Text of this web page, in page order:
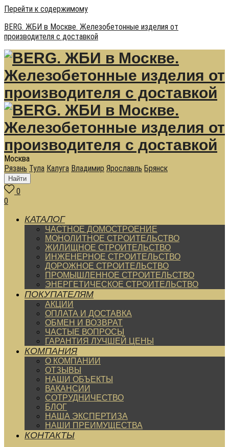
Перейти к содержимому
BERG. ЖБИ в Москве. Железобетонные изделия от
производителя с доставкой
Москва
Рязань Тула Калуга Владимир Ярославль Брянск
Найти
0
0
КАТАЛОГ
ЧАСТНОЕ ДОМОСТРОЕНИЕ
МОНОЛИТНОЕ СТРОИТЕЛЬСТВО
ЖИЛИЩНОЕ СТРОИТЕЛЬСТВО
ИНЖЕНЕРНОЕ СТРОИТЕЛЬСТВО
ДОРОЖНОЕ СТРОИТЕЛЬСТВО
ПРОМЫШЛЕННОЕ СТРОИТЕЛЬСТВО
ЭНЕРГЕТИЧЕСКОЕ СТРОИТЕЛЬСТВО
ПОКУПАТЕЛЯМ
АКЦИИ
ОПЛАТА И ДОСТАВКА
ОБМЕН И ВОЗВРАТ
ЧАСТЫЕ ВОПРОСЫ
ГАРАНТИЯ ЛУЧШЕЙ ЦЕНЫ
КОМПАНИЯ
О КОМПАНИИ
ОТЗЫВЫ
НАШИ ОБЪЕКТЫ
ВАКАНСИИ
СОТРУДНИЧЕСТВО
БЛОГ
НАША ЭКСПЕРТИЗА
НАШИ ПРЕИМУЩЕСТВА
КОНТАКТЫ